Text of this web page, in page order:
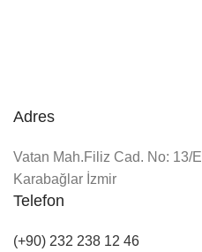
Adres
Vatan Mah.Filiz Cad. No: 13/E
Karabağlar İzmir
Telefon
(+90) 232 238 12 46